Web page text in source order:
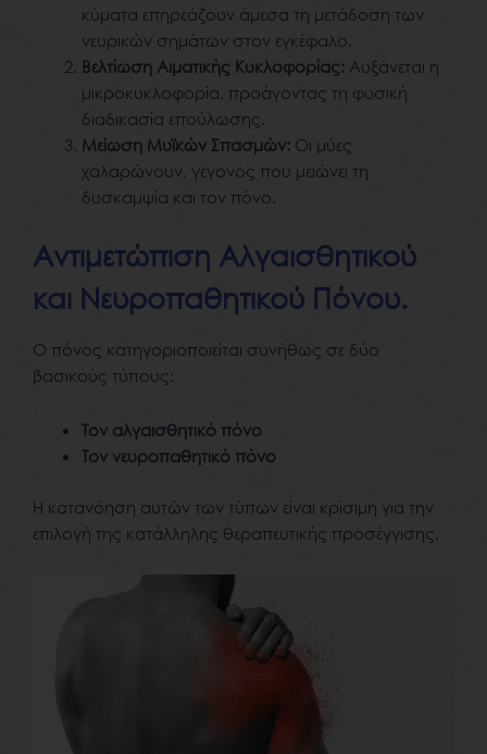
κύματα επηρεάζουν άμεσα τη μετάδοση των
νευρικών σημάτων στον εγκέφαλο.
Βελτίωση Αιματικής Κυκλοφορίας: Αυξάνεται η
μικροκυκλοφορία, προάγοντας τη φυσική
διαδικασία επούλωσης.
Μείωση Μυϊκών Σπασμών: Οι μύες
χαλαρώνουν, γεγονός που μειώνει τη
δυσκαμψία και τον πόνο.
Αντιμετώπιση Αλγαισθητικού
και Νευροπαθητικού Πόνου.
Ο πόνος κατηγοριοποιείται συνήθως σε δύο
βασικούς τύπους:
Τον αλγαισθητικό πόνο
Τον νευροπαθητικό πόνο
Η κατανόηση αυτών των τύπων είναι κρίσιμη για την
επιλογή της κατάλληλης θεραπευτικής προσέγγισης.